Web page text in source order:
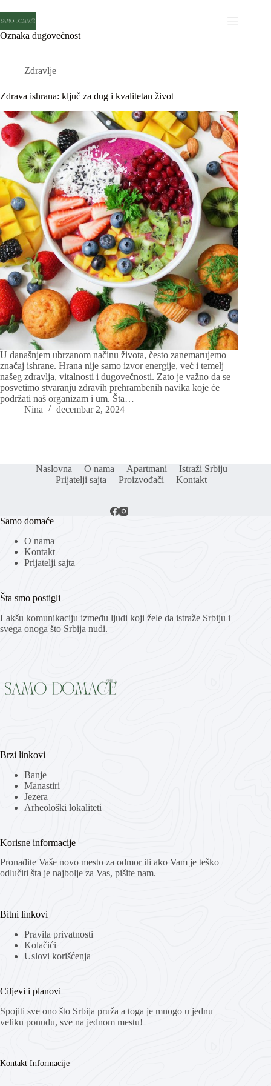
to
content
Oznaka dugovečnost
Zdravlje
Zdrava ishrana: ključ za dug i kvalitetan život
U današnjem ubrzanom načinu života, često zanemarujemo
značaj ishrane. Hrana nije samo izvor energije, već i temelj
našeg zdravlja, vitalnosti i dugovečnosti. Zato je važno da se
posvetimo stvaranju zdravih prehrambenih navika koje će
podržati naš organizam i um. Šta…
Nina
decembar 2, 2024
Naslovna O nama Apartmani
Istraži Srbiju
Prijatelji sajta
Proizvođači Kontakt
Samo domaće
O nama
Kontakt
Prijatelji sajta
Šta smo postigli
Lakšu komunikaciju između ljudi koji žele da istraže Srbiju i
svega onoga što Srbija nudi.
Brzi linkovi
Banje
Manastiri
Jezera
Arheološki lokaliteti
Korisne informacije
Pronađite Vaše novo mesto za odmor ili ako Vam je teško
odlučiti šta je najbolje za Vas, pišite nam.
Bitni linkovi
Pravila privatnosti
Kolačići
Uslovi korišćenja
Ciljevi i planovi
Spojiti sve ono što Srbija pruža a toga je mnogo u jednu
veliku ponudu, sve na jednom mestu!
Kontakt Informacije